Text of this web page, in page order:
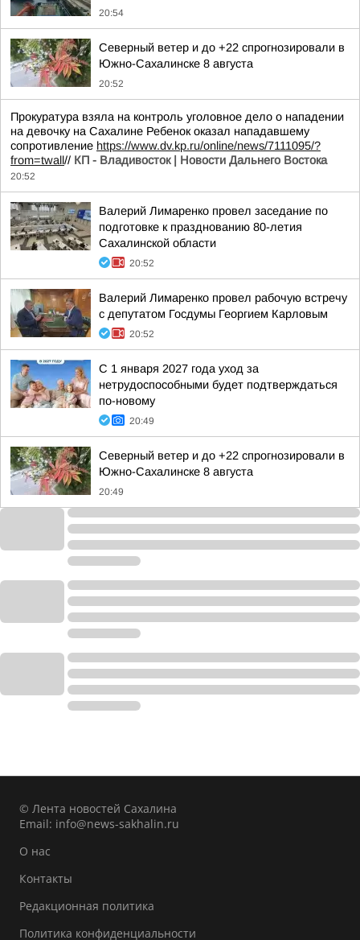
20:54
Северный ветер и до +22 спрогнозировали в
Южно-Сахалинске 8 августа
20:52
Прокуратура взяла на контроль уголовное дело о нападении
на девочку на Сахалине Ребенок оказал нападавшему
сопротивление https://www.dv.kp.ru/online/news/7111095/?
from=twall// КП - Владивосток | Новости Дальнего Востока
20:52
Валерий Лимаренко провел заседание по
подготовке к празднованию 80-летия
Сахалинской области
20:52
Валерий Лимаренко провел рабочую встречу
с депутатом Госдумы Георгием Карловым
20:52
С 1 января 2027 года уход за
нетрудоспособными будет подтверждаться
по-новому
20:49
Северный ветер и до +22 спрогнозировали в
Южно-Сахалинске 8 августа
20:49
© Лента новостей Сахалина
Email: info@news-sakhalin.ru
О нас
Контакты
Редакционная политика
Политика конфиденциальности